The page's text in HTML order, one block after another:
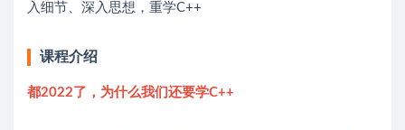
入细节、深入思想，重学C++
课程介绍
都2022了，为什么我们还要学C++